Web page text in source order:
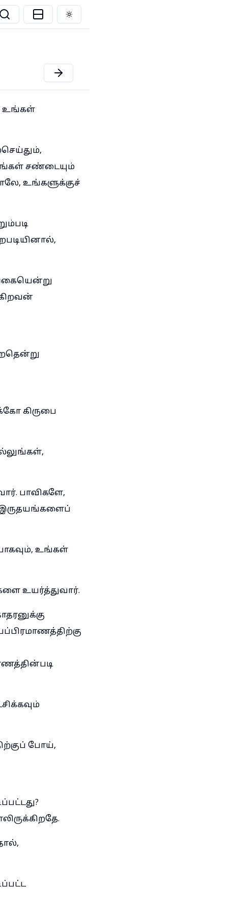
Toggle theme
உங்கள்
சண்டையும்
உங்களுக்குச்
கிருபை
பாவிகளே,
இருதயங்களைப்
உங்கள்
உயர்த்துவார்.
போய்,